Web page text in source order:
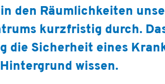
den Räumlichkeiten
kurzfristig durch.
die Sicherheit eines
wissen.